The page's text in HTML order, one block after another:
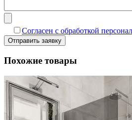
Согласен с обработкой
Похожие товары